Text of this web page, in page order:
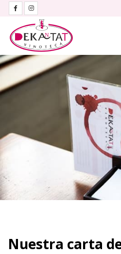
Nuestra carta